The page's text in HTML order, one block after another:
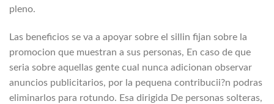
pleno.
Las beneficios se va a apoyar sobre el silli­n fijan sobre la
promocion que muestran a sus personas, En caso de que
seri­a sobre aquellas gente cual nunca adicionan observar
anuncios publicitarios, por la pequena contribucii?n podras
eliminarlos para rotundo. Esa dirigida De personas solteras,